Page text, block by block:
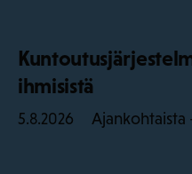
ihmisistä
5.8.2026 Ajankohtaista